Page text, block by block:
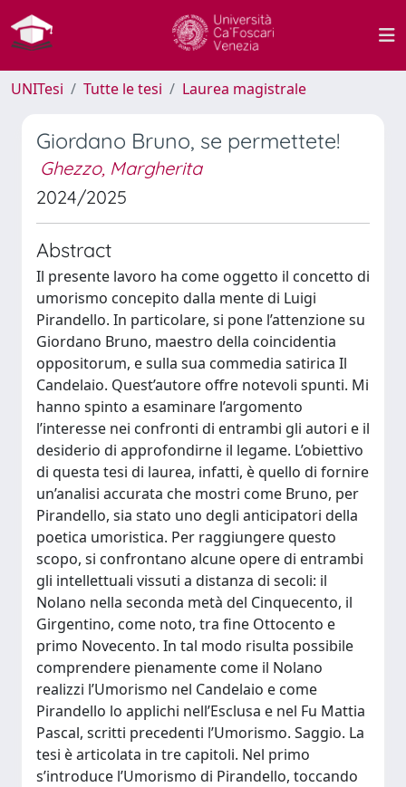
UNITesi Tutte le tesi Laurea magistrale
Giordano Bruno, se permettete!
Ghezzo, Margherita
2024/2025
Abstract
Il presente lavoro ha come oggetto il concetto di
umorismo concepito dalla mente di Luigi
Pirandello. In particolare, si pone l’attenzione su
Giordano Bruno, maestro della coincidentia
oppositorum, e sulla sua commedia satirica Il
Candelaio. Quest’autore offre notevoli spunti. Mi
hanno spinto a esaminare l’argomento
l’interesse nei confronti di entrambi gli autori e il
desiderio di approfondirne il legame. L’obiettivo
di questa tesi di laurea, infatti, è quello di fornire
un’analisi accurata che mostri come Bruno, per
Pirandello, sia stato uno degli anticipatori della
poetica umoristica. Per raggiungere questo
scopo, si confrontano alcune opere di entrambi
gli intellettuali vissuti a distanza di secoli: il
Nolano nella seconda metà del Cinquecento, il
Girgentino, come noto, tra fine Ottocento e
primo Novecento. In tal modo risulta possibile
comprendere pienamente come il Nolano
realizzi l’Umorismo nel Candelaio e come
Pirandello lo applichi nell’Esclusa e nel Fu Mattia
Pascal, scritti precedenti l’Umorismo. Saggio. La
tesi è articolata in tre capitoli. Nel primo
s’introduce l’Umorismo di Pirandello, toccando